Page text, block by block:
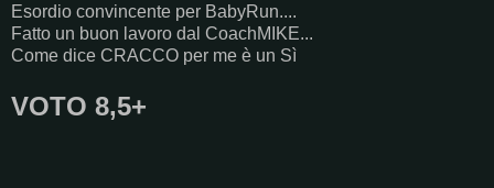
Esordio convincente per BabyRun....
Fatto un buon lavoro dal CoachMIKE...
Come dice CRACCO per me è un Sì
VOTO 8,5+